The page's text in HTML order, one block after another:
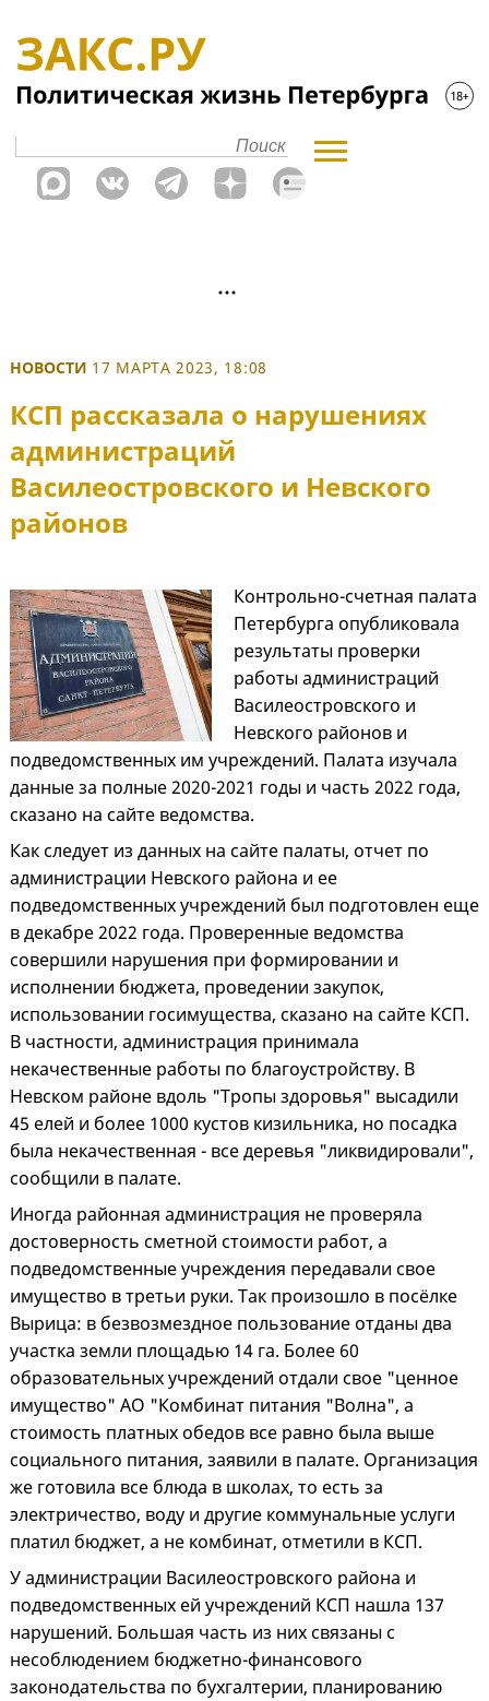
НОВОСТИ 17 МАРТА 2023, 18:08
КСП рассказала о нарушениях
администраций
Василеостровского и Невского
районов
Контрольно-счетная палата
Петербурга опубликовала
результаты проверки
работы администраций
Василеостровского и
Невского районов и
подведомственных им учреждений. Палата изучала
данные за полные 2020-2021 годы и часть 2022 года,
сказано на сайте ведомства.
Как следует из данных на сайте палаты, отчет по
администрации Невского района и ее
подведомственных учреждений был подготовлен еще
в декабре 2022 года. Проверенные ведомства
совершили нарушения при формировании и
исполнении бюджета, проведении закупок,
использовании госимущества, сказано на сайте КСП.
В частности, администрация принимала
некачественные работы по благоустройству. В
Невском районе вдоль "Тропы здоровья" высадили
45 елей и более 1000 кустов кизильника, но посадка
была некачественная - все деревья "ликвидировали",
сообщили в палате.
Иногда районная администрация не проверяла
достоверность сметной стоимости работ, а
подведомственные учреждения передавали свое
имущество в третьи руки. Так произошло в посёлке
Вырица: в безвозмездное пользование отданы два
участка земли площадью 14 га. Более 60
образовательных учреждений отдали свое "ценное
имущество" АО "Комбинат питания "Волна", а
стоимость платных обедов все равно была выше
социального питания, заявили в палате. Организация
же готовила все блюда в школах, то есть за
электричество, воду и другие коммунальные услуги
платил бюджет, а не комбинат, отметили в КСП.
У администрации Василеостровского района и
подведомственных ей учреждений КСП нашла 137
нарушений. Большая часть из них связаны с
несоблюдением бюджетно-финансового
законодательства по бухгалтерии, планированию